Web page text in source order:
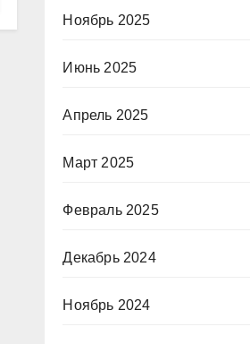
Ноябрь 2025
Июнь 2025
Апрель 2025
Март 2025
Февраль 2025
Декабрь 2024
Ноябрь 2024